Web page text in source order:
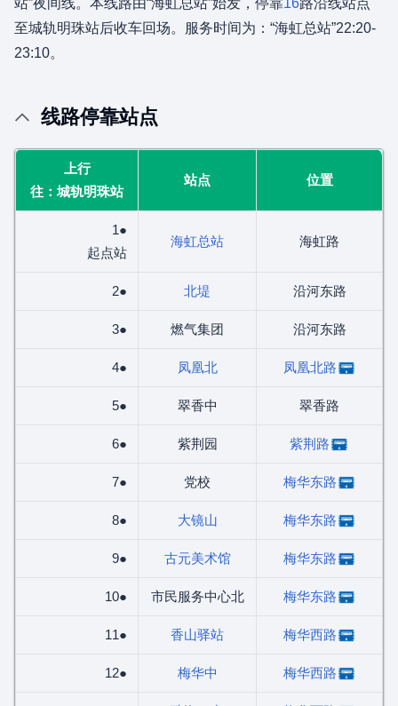
站”夜间线。本线路由“海虹总站”始发，停靠16路沿线站点
至城轨明珠站后收车回场。服务时间为：“海虹总站”22:20-
23:10。
线路停靠站点
上行
往：城轨明珠站
站点 位置
1●
起点站
海虹总站 海虹路
2● 北堤 沿河东路
3● 燃气集团 沿河东路
4● 凤凰北 凤凰北路
5● 翠香中 翠香路
6● 紫荆园 紫荆路
7● 党校 梅华东路
8● 大镜山 梅华东路
9● 古元美术馆 梅华东路
10● 市民服务中心北 梅华东路
11● 香山驿站 梅华西路
12● 梅华中 梅华西路